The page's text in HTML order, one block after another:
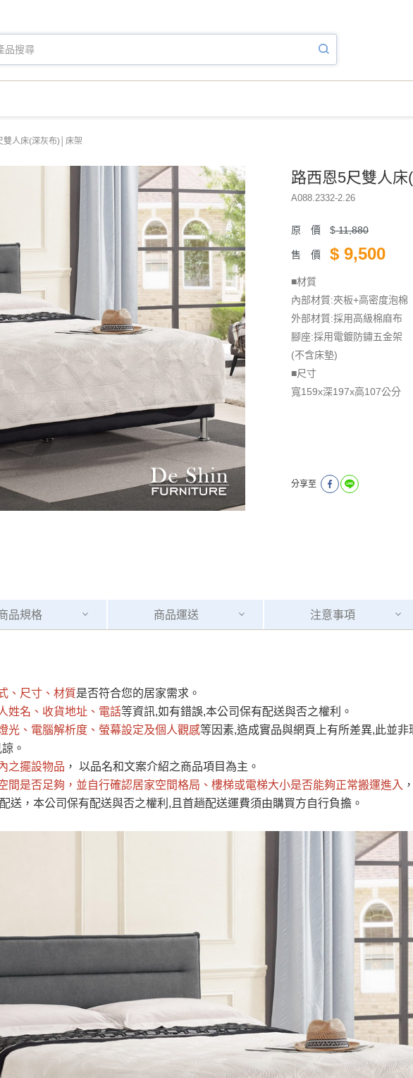
雙人床(深灰布)│床架
路西恩5尺雙人
A088.2332-2.26
原 價 $11,880
售 價 $ 9,500
■材質
內部材質:夾板+高密度泡棉
外部材質:採用高級棉麻布
腳座:採用電鍍防鏽五金架
(不含床墊)
■尺寸
寬159x深197x高107公分
分享至
品規格 商品運送 注意事項
、尺寸、材質是否符合您的居家需求。
姓名、收貨地址、電話等資訊,如有錯誤,本公司保有配送與否之權利。
光、電腦解析度、螢幕設定及個人觀感等因素,造成實品與網頁上有所差異,此並非
。
之擺設物品 ， 以品名和文案介紹之商品項目為主。
間是否足夠 ，並自行確認居家空間格局、 樓梯或電梯大小是否能夠正常搬運進入
送，本公司保有配送與否之權利,且首趟配送運費須由購買方自行負擔。
運 費 說 明
＊A108產品另收運費
峨眉鄉、五峰鄉、橫
鄉、寶山鄉山區、新埔
關西 玉山
無
雙溪、貢寮、烏來、
門、林口 下福里、新店
石碇、坪林、福隆、淡
路、深坑
$ 9,000以上：免運費
基隆山
，網頁無法及時更新，如有需要購買商品，請於出發前來電或到「官方Line客服」
「現貨」與 「金額」。
有異常，商家有權取消訂單。
(不含例假日)，我們客服會與您電話聯絡或E-Mail通知確認訂單。
LINE → @dershin）
是否現貨，若未詢問下單後無現貨我們客服會再來電或E-Mail與您聯絡
定北至基隆，南至苗栗，偏遠地區恕無法提供運送 (詳見運送規章)。
；其它地區暫不開放，如因特殊地型限制(山區、鄉、鎮、村)、樓梯太小、無法搬運
員的工作安全，賣家無提供吊掛服務，若需以吊車或其他的吊掛方式吊運，費用將
有組裝、配送的問題，並非一般快速到貨商品，無法指定特定時間送達，司機當天
，讓你不用整天在家等貨，以節省您的寶貴時間。
配送較為不易，故暫無法配送至百貨公司內部。
全部 依評論高至低排列 依評論低至高排列 只顯示附上圖片